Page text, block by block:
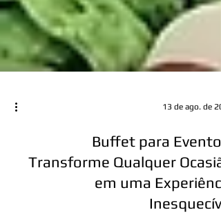
13 de ago. de
Buffet para
Transforme Qualquer
em uma